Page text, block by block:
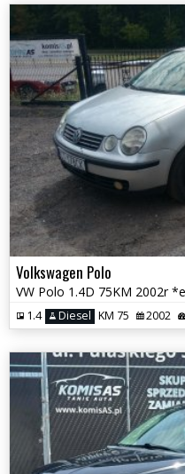
Volkswagen Polo
1.4 Diesel KM 75 2002